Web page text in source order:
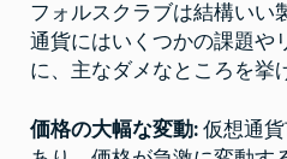
ブ
と
違
っ
て
通
貨
フォルスクラブは結構いい
通貨にはいくつかの課題や
に、主なダメなところを挙
価格の大幅な変動: 仮想通